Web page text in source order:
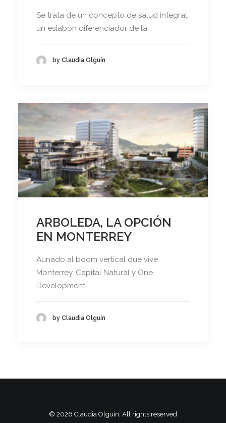
Se trata de un concepto de salud integral,
un eslabón diferenciador de la…
by Claudia Olguín
ARBOLEDA, LA OPCIÓN
EN MONTERREY
Aunado al boom vertical que vive
Monterrey, Capital Natural y One
Development…
by Claudia Olguín
© 2026 Claudia Olguín. All rights reserved